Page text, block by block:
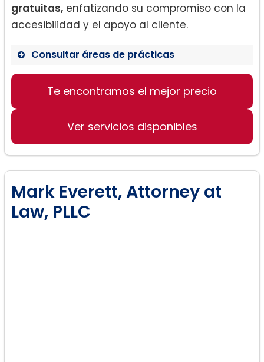
gratuitas, enfatizando su compromiso con la
accesibilidad y el apoyo al cliente.
Consultar áreas de prácticas
Accidentes
Lesiones Personales
Derecho de Familia
Te encontramos el mejor precio
Ver servicios disponibles
Mark Everett, Attorney at
Law, PLLC